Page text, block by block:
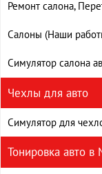
Ремонт салона,
Салоны (Наши
Симулятор салона
Чехлы для авто
Симулятор для
Тонировка авто в